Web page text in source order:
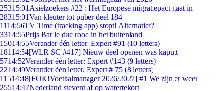
25315:01 Asielzoekers #22 : Het Europese migratiepact gaat in
28315:01Van kleuter tot puber deel 184
1114:56TV Time (tracking app) stopt! Alternatief?
3314:55Prijs Bar le duc rood in het buitenland
15014:55Verander één letter: Expert #91 (10 letters)
18114:54[WLR SC #417] Nieuw deel openen was kaputt
5714:52Verander één letter: Expert #143 (9 letters)
2214:49Verander één letter. Expert # 75 (8 letters)
11514:48[FOK!Voetbalmanager 2026/2027] #1 We zijn er weer
25514:47Nederland stevent af op watertekort